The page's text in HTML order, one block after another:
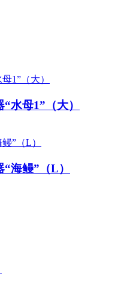
水母1”（大）
海鳗”（L）